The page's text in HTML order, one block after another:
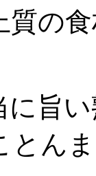
質の
に旨
とん